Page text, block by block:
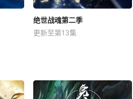
绝世战魂第二季
更新至第13集